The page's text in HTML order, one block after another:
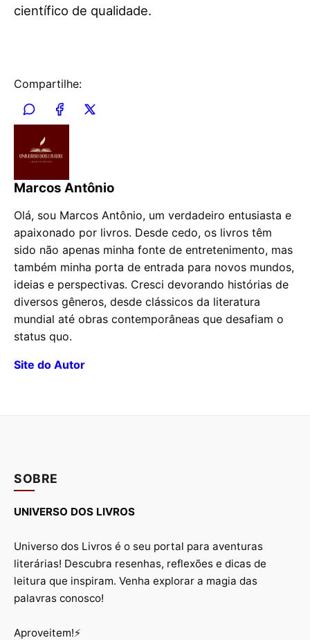
científico de qualidade.
Compartilhe:
Marcos Antônio
Olá, sou Marcos Antônio, um verdadeiro entusiasta e
apaixonado por livros. Desde cedo, os livros têm
sido não apenas minha fonte de entretenimento, mas
também minha porta de entrada para novos mundos,
ideias e perspectivas. Cresci devorando histórias de
diversos gêneros, desde clássicos da literatura
mundial até obras contemporâneas que desafiam o
status quo.
Site do Autor
SOBRE
UNIVERSO DOS LIVROS
Universo dos Livros é o seu portal para aventuras
literárias! Descubra resenhas, reflexões e dicas de
leitura que inspiram. Venha explorar a magia das
palavras conosco!
Aproveitem!⚡